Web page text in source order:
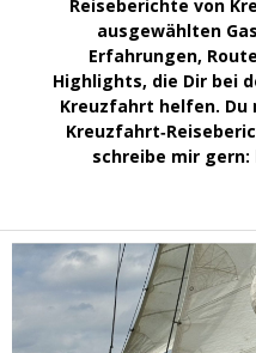
Reiseberichte von
ausgewählten
Erfahrungen,
Highlights, die Dir bei
Kreuzfahrt helfen. Du
schreibe mir